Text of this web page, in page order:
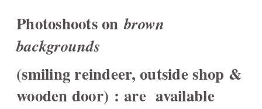
Photoshoots onbrown
backgrounds
(smiling reindeer, outside shop &
wooden door) : are available